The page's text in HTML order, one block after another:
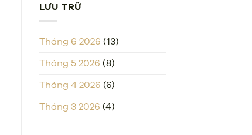
LƯU TRỮ
Tháng 6 2026 (13)
Tháng 5 2026 (8)
Tháng 4 2026 (6)
Tháng 3 2026 (4)